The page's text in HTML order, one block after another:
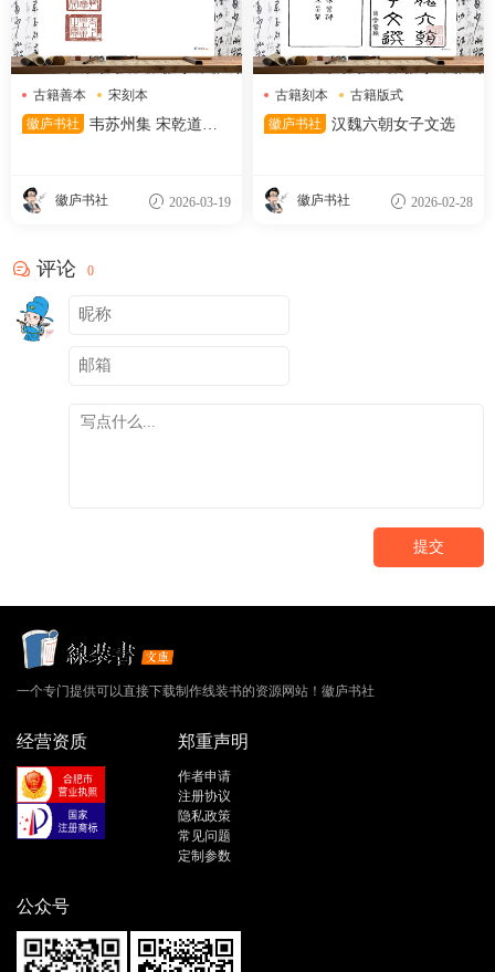
古籍善本
宋刻本
韦苏州集
徽庐书社
韦苏州集 宋乾道七
徽庐书社 2026-03-19
古籍刻本
古籍版式
女子文选
徽庐书社 汉魏六朝女子文选
徽庐书社 2026-02-28
评论 0
提交
一个专门提供可以直接下载制作线装书的资源网站！徽庐书社
经营资质 郑重声明
作者申请
注册协议
隐私政策
常见问题
定制参数
公众号